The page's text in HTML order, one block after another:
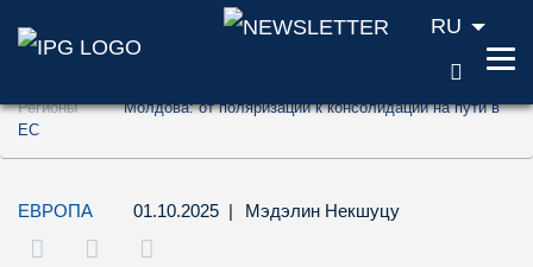
Перейти к содержанию (ключ доступа
RU
Регионы
Молдова: от поляризации к консолидации на пути в
ЕС
ЕВРОПА 01.10.2025 | Мэдэлин Некшуцу